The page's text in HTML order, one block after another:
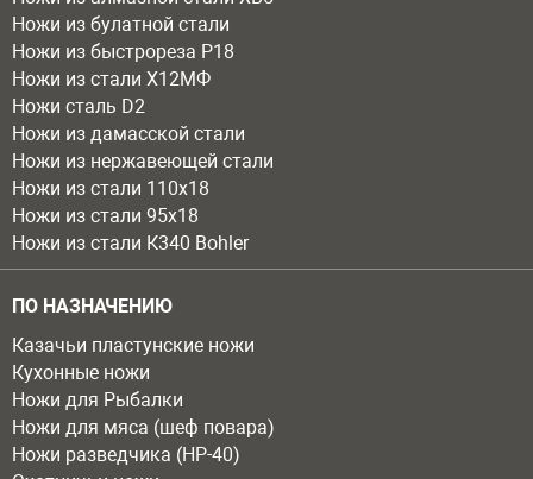
Ножи из булатной стали
Ножи из быстрореза Р18
Ножи из стали Х12МФ
Ножи сталь D2
Ножи из дамасской стали
Ножи из нержавеющей стали
Ножи из стали 110х18
Ножи из стали 95х18
Ножи из стали К340 Bohler
ПО НАЗНАЧЕНИЮ
Казачьи пластунские ножи
Кухонные ножи
Ножи для Рыбалки
Ножи для мяса (шеф повара)
Ножи разведчика (НР-40)